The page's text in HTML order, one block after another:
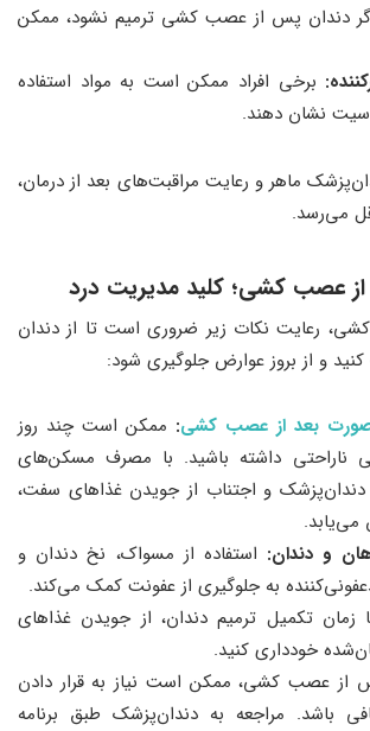
دندان پس از عصب ‌کشی ترمیم نشود، ممکن
برخی افراد ممکن است به مواد استفاده
نشان دهند.
ماهر و رعایت مراقبت‌های بعد از درمان،
می‌رسد.
از عصب ‌کشی؛ کلید مدیریت درد
رعایت نکات زیر ضروری است تا از دندان
و از بروز عوارض جلوگیری شود:
بعد از عصب کشی: ممکن است چند روز
ناراحتی داشته باشید. با مصرف مسکن‌های
و اجتناب از جویدن غذاهای سفت،
می‌یابد.
و دندان: استفاده از مسواک، نخ دندان و
به جلوگیری از عفونت کمک می‌کند.
زمان تکمیل ترمیم دندان، از جویدن غذاهای
خودداری کنید.
از عصب ‌کشی، ممکن است نیاز به قرار دادن
باشد. مراجعه به دندان‌پزشک طبق برنامه